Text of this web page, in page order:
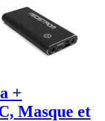
+
Masque et